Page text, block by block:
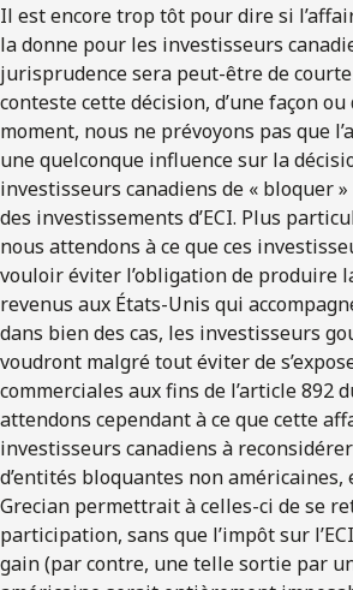
Il est encore trop tôt pour dire si
la donne pour les investisseurs
jurisprudence sera peut-être de courte
conteste cette décision, d’une façon
moment, nous ne prévoyons pas que
une quelconque influence sur la
investisseurs canadiens de « bloquer
des investissements d’ECI. Plus
nous attendons à ce que ces
vouloir éviter l’obligation de produire
revenus aux États-Unis qui
dans bien des cas, les investisseurs
voudront malgré tout éviter de
commerciales aux fins de l’article 892
attendons cependant à ce que cette
investisseurs canadiens à
d’entités bloquantes non
Grecian permettrait à celles-ci de se
participation, sans que l’impôt sur
gain (par contre, une telle sortie par